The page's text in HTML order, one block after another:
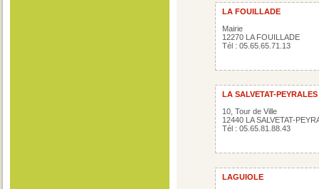
LA FOUILLADE
Mairie
12270 LA FOUILLADE
Tél : 05.65.65.71.13
LA SALVETAT-
10, Tour de Ville
12440 LA SALVETAT-
Tél : 05.65.81.88.43
LAGUIOLE